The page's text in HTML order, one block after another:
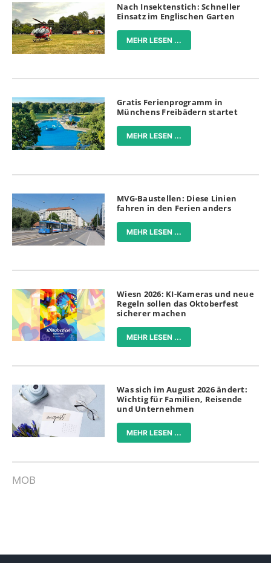
Nach Insektenstich: Schneller
Einsatz im Englischen Garten
MEHR LESEN ...
Gratis Ferienprogramm in
Münchens Freibädern startet
MEHR LESEN ...
MVG-Baustellen: Diese Linien
fahren in den Ferien anders
MEHR LESEN ...
Wiesn 2026: KI-Kameras und neue
Regeln sollen das Oktoberfest
sicherer machen
MEHR LESEN ...
Was sich im August 2026 ändert:
Wichtig für Familien, Reisende
und Unternehmen
MEHR LESEN ...
MOB